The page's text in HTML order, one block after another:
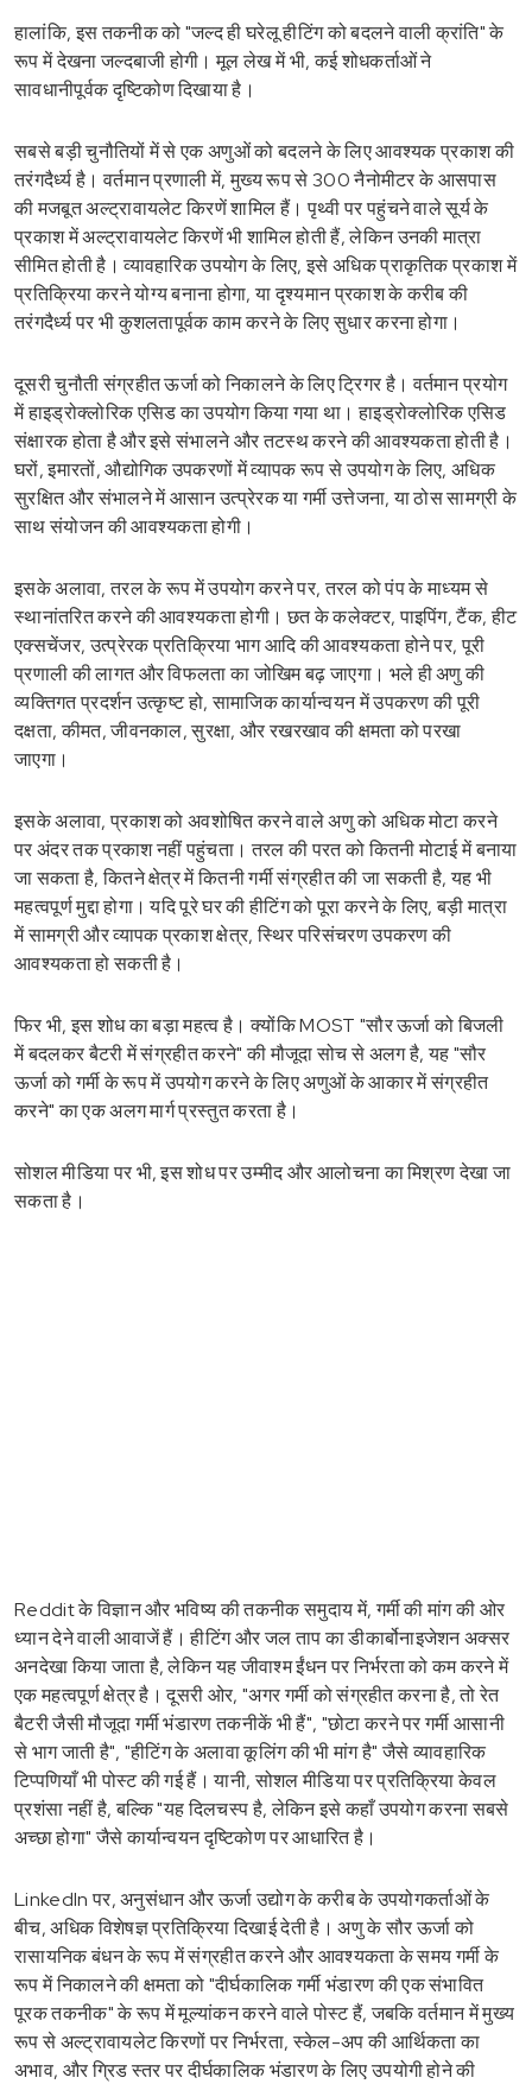
हालांकि, इस तकनीक को "जल्द ही घरेलू हीटिंग को बदलने वाली क्रांति" के
रूप में देखना जल्दबाजी होगी। मूल लेख में भी, कई शोधकर्ताओं ने
सावधानीपूर्वक दृष्टिकोण दिखाया है।
सबसे बड़ी चुनौतियों में से एक अणुओं को बदलने के लिए आवश्यक प्रकाश की
तरंगदैर्ध्य है। वर्तमान प्रणाली में, मुख्य रूप से 300 नैनोमीटर के आसपास
की मजबूत अल्ट्रावायलेट किरणें शामिल हैं। पृथ्वी पर पहुंचने वाले सूर्य के
प्रकाश में अल्ट्रावायलेट किरणें भी शामिल होती हैं, लेकिन उनकी मात्रा
सीमित होती है। व्यावहारिक उपयोग के लिए, इसे अधिक प्राकृतिक प्रकाश में
प्रतिक्रिया करने योग्य बनाना होगा, या दृश्यमान प्रकाश के करीब की
तरंगदैर्ध्य पर भी कुशलतापूर्वक काम करने के लिए सुधार करना होगा।
दूसरी चुनौती संग्रहीत ऊर्जा को निकालने के लिए ट्रिगर है। वर्तमान प्रयोग
में हाइड्रोक्लोरिक एसिड का उपयोग किया गया था। हाइड्रोक्लोरिक एसिड
संक्षारक होता है और इसे संभालने और तटस्थ करने की आवश्यकता होती है।
घरों, इमारतों, औद्योगिक उपकरणों में व्यापक रूप से उपयोग के लिए, अधिक
सुरक्षित और संभालने में आसान उत्प्रेरक या गर्मी उत्तेजना, या ठोस सामग्री के
साथ संयोजन की आवश्यकता होगी।
इसके अलावा, तरल के रूप में उपयोग करने पर, तरल को पंप के माध्यम से
स्थानांतरित करने की आवश्यकता होगी। छत के कलेक्टर, पाइपिंग, टैंक, हीट
एक्सचेंजर, उत्प्रेरक प्रतिक्रिया भाग आदि की आवश्यकता होने पर, पूरी
प्रणाली की लागत और विफलता का जोखिम बढ़ जाएगा। भले ही अणु की
व्यक्तिगत प्रदर्शन उत्कृष्ट हो, सामाजिक कार्यान्वयन में उपकरण की पूरी
दक्षता, कीमत, जीवनकाल, सुरक्षा, और रखरखाव की क्षमता को परखा
जाएगा।
इसके अलावा, प्रकाश को अवशोषित करने वाले अणु को अधिक मोटा करने
पर अंदर तक प्रकाश नहीं पहुंचता। तरल की परत को कितनी मोटाई में बनाया
जा सकता है, कितने क्षेत्र में कितनी गर्मी संग्रहीत की जा सकती है, यह भी
महत्वपूर्ण मुद्दा होगा। यदि पूरे घर की हीटिंग को पूरा करने के लिए, बड़ी मात्रा
में सामग्री और व्यापक प्रकाश क्षेत्र, स्थिर परिसंचरण उपकरण की
आवश्यकता हो सकती है।
फिर भी, इस शोध का बड़ा महत्व है। क्योंकि MOST "सौर ऊर्जा को बिजली
में बदलकर बैटरी में संग्रहीत करने" की मौजूदा सोच से अलग है, यह "सौर
ऊर्जा को गर्मी के रूप में उपयोग करने के लिए अणुओं के आकार में संग्रहीत
करने" का एक अलग मार्ग प्रस्तुत करता है।
सोशल मीडिया पर भी, इस शोध पर उम्मीद और आलोचना का मिश्रण देखा जा
सकता है।
Reddit के विज्ञान और भविष्य की तकनीक समुदाय में, गर्मी की मांग की ओर
ध्यान देने वाली आवाजें हैं। हीटिंग और जल ताप का डीकार्बोनाइजेशन अक्सर
अनदेखा किया जाता है, लेकिन यह जीवाश्म ईंधन पर निर्भरता को कम करने में
एक महत्वपूर्ण क्षेत्र है। दूसरी ओर, "अगर गर्मी को संग्रहीत करना है, तो रेत
बैटरी जैसी मौजूदा गर्मी भंडारण तकनीकें भी हैं", "छोटा करने पर गर्मी आसानी
से भाग जाती है", "हीटिंग के अलावा कूलिंग की भी मांग है" जैसे व्यावहारिक
टिप्पणियाँ भी पोस्ट की गई हैं। यानी, सोशल मीडिया पर प्रतिक्रिया केवल
प्रशंसा नहीं है, बल्कि "यह दिलचस्प है, लेकिन इसे कहाँ उपयोग करना सबसे
अच्छा होगा" जैसे कार्यान्वयन दृष्टिकोण पर आधारित है।
LinkedIn पर, अनुसंधान और ऊर्जा उद्योग के करीब के उपयोगकर्ताओं के
बीच, अधिक विशेषज्ञ प्रतिक्रिया दिखाई देती है। अणु के सौर ऊर्जा को
रासायनिक बंधन के रूप में संग्रहीत करने और आवश्यकता के समय गर्मी के
रूप में निकालने की क्षमता को "दीर्घकालिक गर्मी भंडारण की एक संभावित
पूरक तकनीक" के रूप में मूल्यांकन करने वाले पोस्ट हैं, जबकि वर्तमान में मुख्य
रूप से अल्ट्रावायलेट किरणों पर निर्भरता, स्केल-अप की आर्थिकता का
अभाव, और ग्रिड स्तर पर दीर्घकालिक भंडारण के लिए उपयोगी होने की